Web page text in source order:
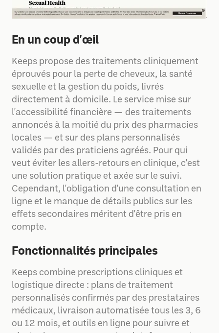
En un coup d'œil
Keeps propose des traitements cliniquement
éprouvés pour la perte de cheveux, la santé
sexuelle et la gestion du poids, livrés
directement à domicile. Le service mise sur
l'accessibilité financière — des traitements
annoncés à la moitié du prix des pharmacies
locales — et sur des plans personnalisés
validés par des praticiens agréés. Pour qui
veut éviter les allers-retours en clinique, c'est
une solution pratique et axée sur le suivi.
Cependant, l'obligation d'une consultation en
ligne et le manque de détails publics sur les
effets secondaires méritent d'être pris en
compte.
Fonctionnalités principales
Keeps combine prescriptions cliniques et
logistique directe : plans de traitement
personnalisés confirmés par des prestataires
médicaux, livraison automatisée tous les 3, 6
ou 12 mois, et outils en ligne pour suivre et